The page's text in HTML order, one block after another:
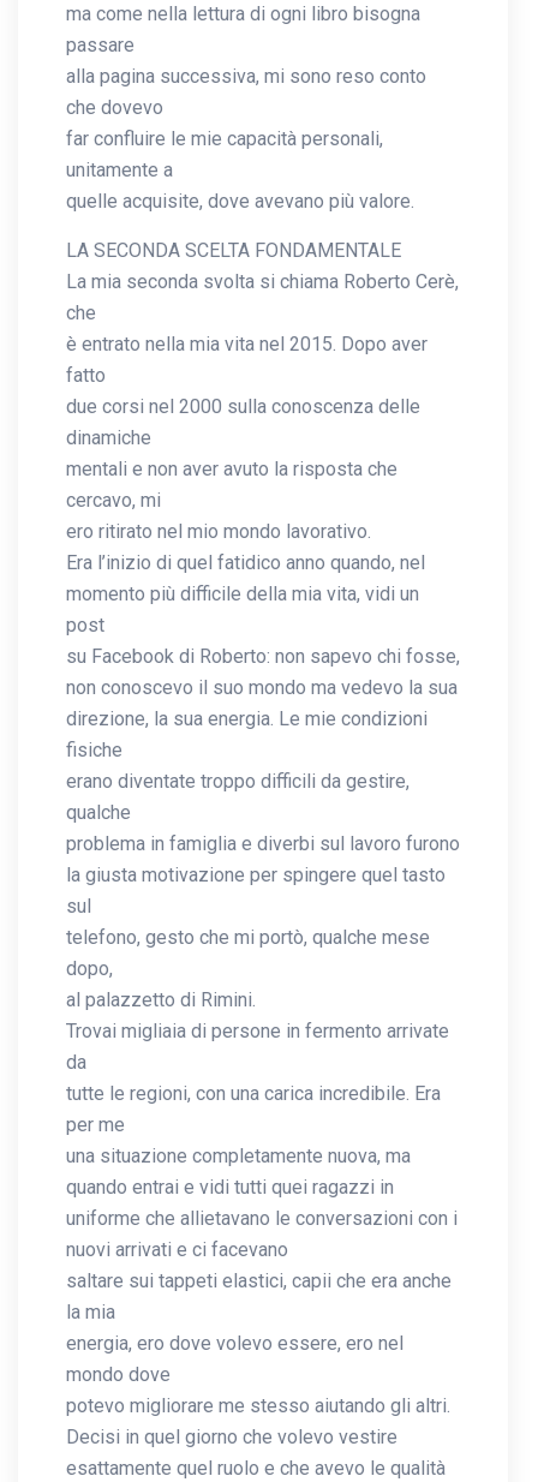
ma come nella lettura di ogni libro bisogna
passare
alla pagina successiva, mi sono reso conto
che dovevo
far confluire le mie capacità personali,
unitamente a
quelle acquisite, dove avevano più valore.
LA SECONDA SCELTA FONDAMENTALE
La mia seconda svolta si chiama Roberto Cerè,
che
è entrato nella mia vita nel 2015. Dopo aver
fatto
due corsi nel 2000 sulla conoscenza delle
dinamiche
mentali e non aver avuto la risposta che
cercavo, mi
ero ritirato nel mio mondo lavorativo.
Era l’inizio di quel fatidico anno quando, nel
momento più difficile della mia vita, vidi un
post
su Facebook di Roberto: non sapevo chi fosse,
non conoscevo il suo mondo ma vedevo la sua
direzione, la sua energia. Le mie condizioni
fisiche
erano diventate troppo difficili da gestire,
qualche
problema in famiglia e diverbi sul lavoro furono
la giusta motivazione per spingere quel tasto
sul
telefono, gesto che mi portò, qualche mese
dopo,
al palazzetto di Rimini.
Trovai migliaia di persone in fermento arrivate
da
tutte le regioni, con una carica incredibile. Era
per me
una situazione completamente nuova, ma
quando entrai e vidi tutti quei ragazzi in
uniforme che allietavano le conversazioni con i
nuovi arrivati e ci facevano
saltare sui tappeti elastici, capii che era anche
la mia
energia, ero dove volevo essere, ero nel
mondo dove
potevo migliorare me stesso aiutando gli altri.
Decisi in quel giorno che volevo vestire
esattamente quel ruolo e che avevo le qualità